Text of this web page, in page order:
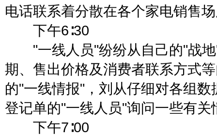
电话联系着分散在各个家电销售
下午6∶30
"一线人员"纷纷从自己的"战地
期、售出价格及消费者联系方式
的"一线情报"，刘从仔细对各组
登记单的"一线人员"询问一些有关
下午7∶00